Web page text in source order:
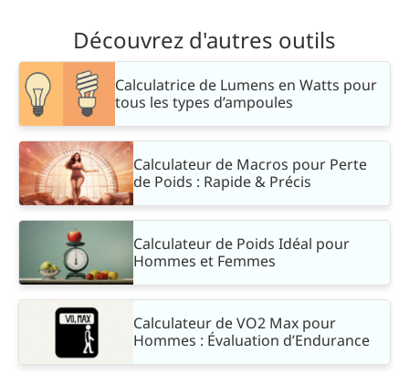
Découvrez d'autres outils
Calculatrice de Lumens en Watts pour
tous les types d’ampoules
Calculateur de Macros pour Perte
de Poids : Rapide & Précis
Calculateur de Poids Idéal pour
Hommes et Femmes
Calculateur de VO2 Max pour
Hommes : Évaluation d’Endurance